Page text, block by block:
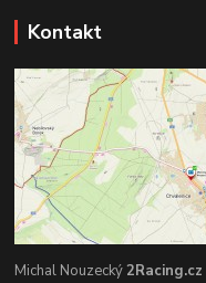
Kontakt
Michal Nouzecký2Racing.cz